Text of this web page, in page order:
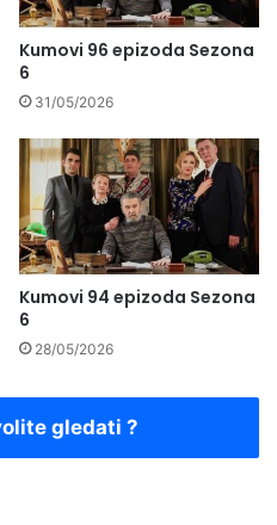
Kumovi 96 epizoda Sezona
6
31/05/2026
Kumovi 94 epizoda Sezona
6
28/05/2026
gledati ?